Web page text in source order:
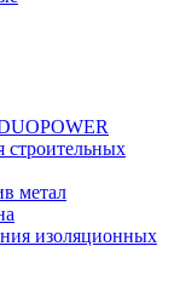
строительных
метал
изоляционных